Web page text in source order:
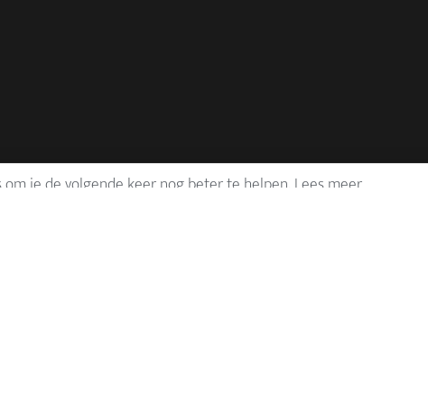
je de volgende keer nog beter te helpen. Lees meer